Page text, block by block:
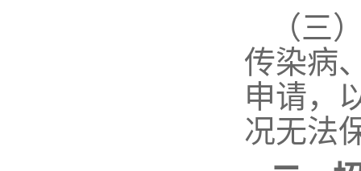
（三
传染病
申请，
况无法